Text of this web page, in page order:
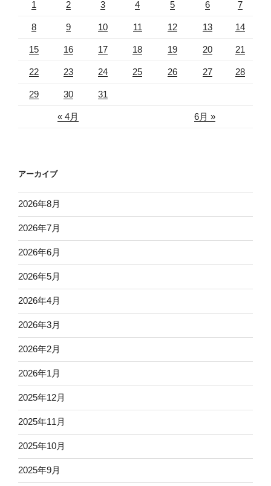
« 4月 6月 »
1 2 3 4 5 6 7
8 9 10 11 12 13 14
15 16 17 18 19 20 21
22 23 24 25 26 27 28
29 30 31
アーカイブ
2026年8月
2026年7月
2026年6月
2026年5月
2026年4月
2026年3月
2026年2月
2026年1月
2025年12月
2025年11月
2025年10月
2025年9月